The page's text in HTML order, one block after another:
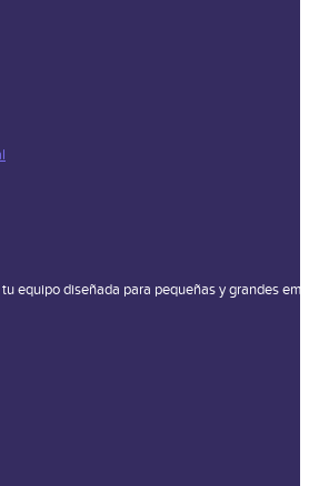
equipo diseñada para pequeñas y grandes